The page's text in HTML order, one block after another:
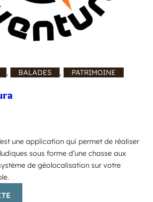
, BALADES , PATRIMOINE
une application qui permet de réaliser
sous forme d’une chasse aux
de géolocalisation sur votre
: